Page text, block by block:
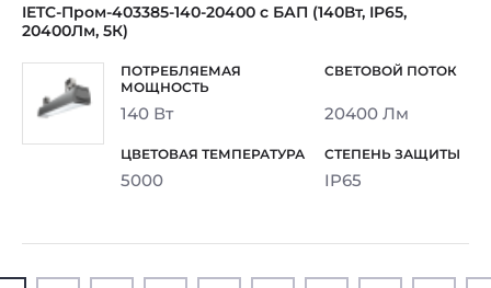
IETC-Пром-403385-140-20400 с БАП (140Вт, IP65,
20400Лм, 5К)
140 Вт 20400 Лм
5000 IP65